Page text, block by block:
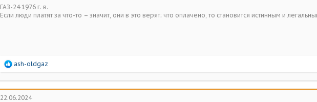
ГАЗ-24 1976 г. в.
Если люди платят за что-то – значит, они в это верят; что оплачено, то становится истинным и
Р
а
к
ц
ash-oldgaz
22.06.2024